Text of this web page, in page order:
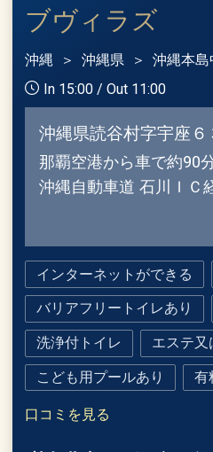
ブヴィラズ
沖縄 沖縄県 沖縄本島
In 15:00 / Out 11:00
沖縄県読谷村字宇座６
那覇空港から車で約90
沖縄自動車道 石川ＩＣ
インターネットができる
バリアフリートイレあり
洗浄付トイレ エステ又
こども用プールあり 有
口コミを見る